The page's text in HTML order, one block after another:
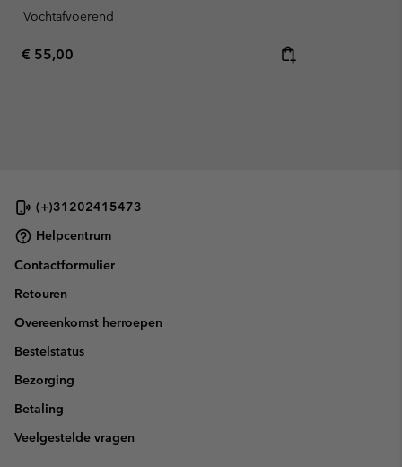
Vochtafvoerend
Regular price:
€ 55,00
(+)31202415473
Helpcentrum
Contactformulier
Retouren
Overeenkomst herroepen
Bestelstatus
Bezorging
Betaling
Veelgestelde vragen